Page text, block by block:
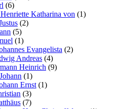
(6)
Katharina von (1)
(2)
(5)
(1)
Evangelista (2)
Andreas (4)
Heinrich (9)
(1)
Ernst(1)
(3)
(7)